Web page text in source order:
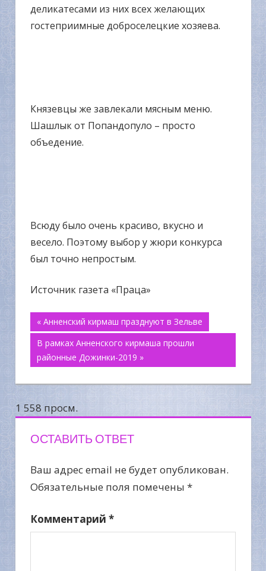
деликатесами из них всех желающих
гостеприимные доброселецкие хозяева.
Князевцы же завлекали мясным меню.
Шашлык от Попандопуло – просто
объедение.
Всюду было очень красиво, вкусно и
весело. Поэтому выбор у жюри конкурса
был точно непростым.
Источник газета «Праца»
Навигация
по
« Анненский кирмаш празднуют в Зельве
В рамках Анненского кирмаша прошли
районные Дожинки-2019 »
1 558 просм.
ОСТАВИТЬ ОТВЕТ
Ваш адрес email не будет опубликован.
Обязательные поля помечены *
Комментарий *